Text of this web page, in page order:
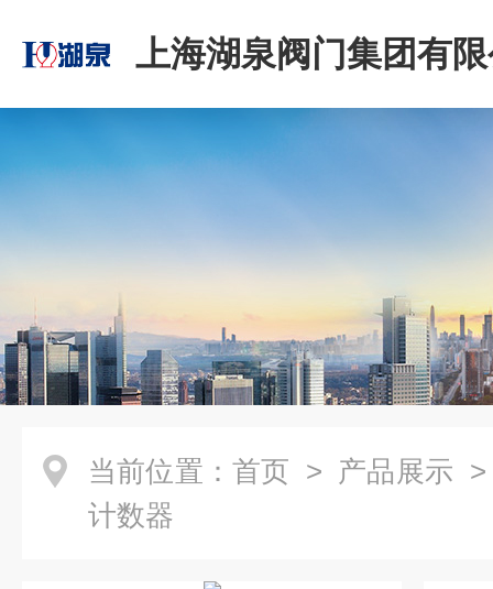
上海湖泉阀门集团有
当前位置： 首页 > 产品展示
计数器